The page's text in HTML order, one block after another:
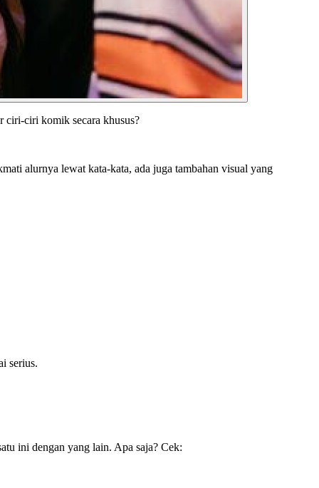
ciri-ciri komik secara khusus?
alurnya lewat kata-kata, ada juga tambahan visual yang
serius.
ini dengan yang lain. Apa saja? Cek: